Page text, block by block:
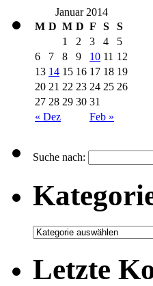
Januar 2014
M D M D F S S
« Dez Feb »
1 2 3 4
5
6
7 8 9 10 11 12
13 14 15 16 17 18 19
20 21 22 23 24 25 26
27 28 29 30 31
Suche nach:
Letzte